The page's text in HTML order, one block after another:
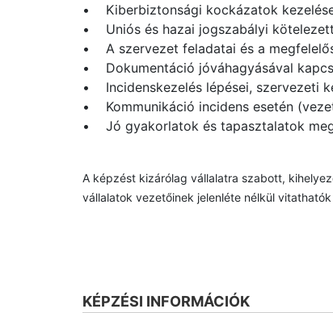
• Kiberbiztonsági kockázatok
• Uniós és hazai jogszabályi
• A szervezet feladatai és a
• Dokumentáció jóváhagyásával
• Incidenskezelés lépései, szervezeti
• Kommunikáció incidens esetén
• Jó gyakorlatok és tapasztalatok
A képzést kizárólag vállalatra szabott,
vállalatok vezetőinek jelenléte nélkül
KÉPZÉSI INFORMÁCIÓK